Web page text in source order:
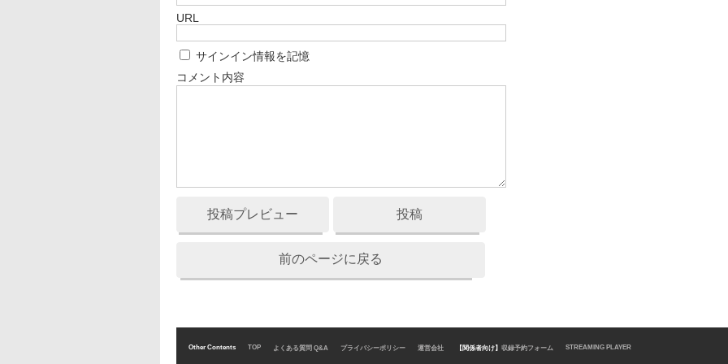
URL
サインイン情報を記憶
コメント内容
投稿プレビュー 投稿
前のページに戻る
Other Contents TOP よくある質問 Q&A プライバシーポリシー 運営会社 【関係者向け】 収録予約フォーム STREAMING PLAYER